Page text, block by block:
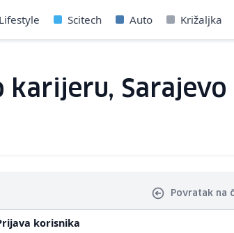
Lifestyle Scitech Auto Križaljka
karijeru,
Povratak na
korisnika